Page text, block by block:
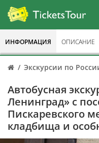
Экскурсии по
Автобусная
Ленинград» с
Пискаревского
кладбища и
ИНФОРМАЦИЯ ОПИСАНИЕ